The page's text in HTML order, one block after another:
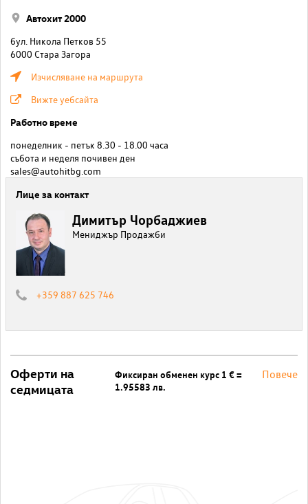
Автохит 2000
бул. Никола Петков 55
6000 Стара Загора
Изчисляване на маршрута
Вижте уебсайта
Работно време
понеделник - петък 8.30 - 18.00 часа
събота и неделя почивен ден
sales@autohitbg.com
Лице за контакт
Димитър Чорбаджиев
Мениджър Продажби
+359 887 625 746
Оферти на
седмицата
Фиксиран обменен курс 1 € =
1.95583 лв.
Повече